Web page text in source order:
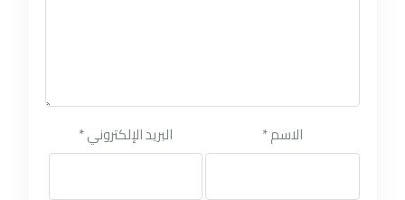
الاسم* البريد الإلكتروني*